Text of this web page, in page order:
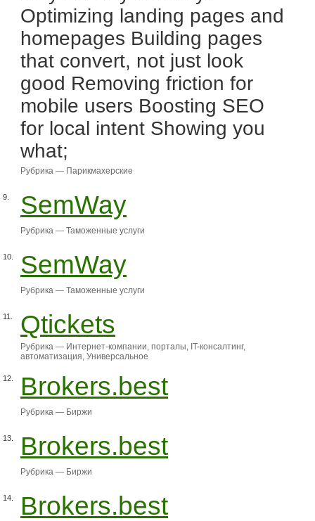
Optimizing landing pages and
homepages Building pages
that convert, not just look
good Removing friction for
mobile users Boosting SEO
for local intent Showing you
what;
Рубрика — Парикмахерские
9. SemWay
Рубрика — Таможенные услуги
10. SemWay
Рубрика — Таможенные услуги
11. Qtickets
Рубрика — Интернет-компании, порталы, IT-консалтинг,
автоматизация, Универсальное
12. Brokers.best
Рубрика — Биржи
13. Brokers.best
Рубрика — Биржи
14. Brokers.best